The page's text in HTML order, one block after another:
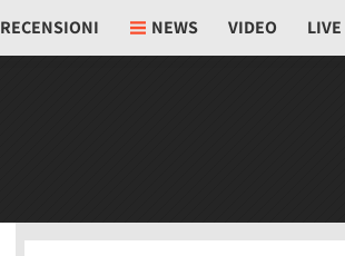
RECENSIONI NEWS VIDEO LIVE